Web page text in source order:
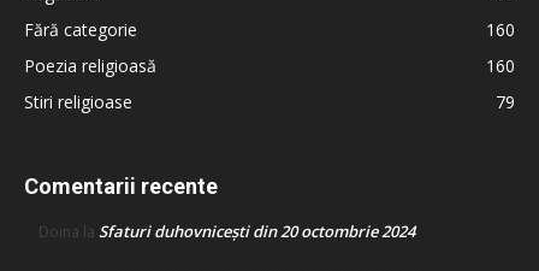
Fără categorie
160
Poezia religioasă
160
Stiri religioase
79
Comentarii recente
Doina la Sfaturi duhovnicești din 20 octombrie 2024